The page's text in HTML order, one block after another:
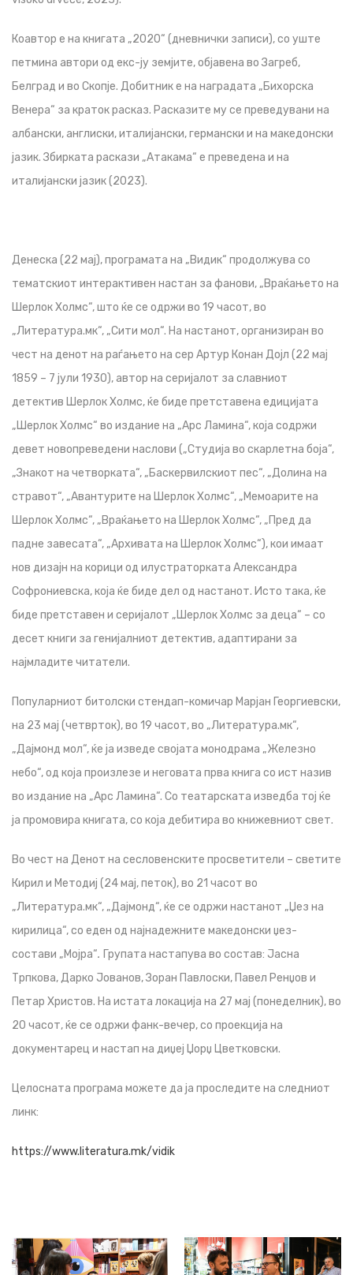
Коавтор е на книгата „2020“ (дневнички записи), со уште
петмина автори од екс-ју земјите, објавена во Загреб,
Белград и во Скопје. Добитник е на наградата „Бихорска
Венера“ за краток расказ. Расказите му се преведувани на
албански, англиски, италијански, германски и на македонски
јазик. Збирката раскази „Атакама“ е преведена и на
италијански јазик (2023).
Денеска (22 мај), програмата на „Видик“ продолжува со
тематскиот интерактивен настан за фанови, „Враќањето на
Шерлок Холмс“, што ќе се одржи во 19 часот, во
„Литература.мк“, „Сити мол“. На настанот, организиран во
чест на денот на раѓањето на сер Артур Конан Дојл (22 мај
1859 – 7 јули 1930), автор на серијалот за славниот
детектив Шерлок Холмс, ќе биде претставена едицијата
„Шерлок Холмс“ во издание на „Арс Ламина“, која содржи
девет новопреведени наслови („Студија во скарлетна боја“,
„Знакот на четворката“, „Баскервилскиот пес“, „Долина на
стравот“, „Авантурите на Шерлок Холмс“, „Мемоарите на
Шерлок Холмс“, „Враќањето на Шерлок Холмс“, „Пред да
падне завесата“, „Архивата на Шерлок Холмс“), кои имаат
нов дизајн на корици од илустраторката Александра
Софрониевска, која ќе биде дел од настанот. Исто така, ќе
биде претставен и серијалот „Шерлок Холмс за деца“ – со
десет книги за генијалниот детектив, адаптирани за
најмладите читатели.
Популарниот битолски стендап-комичар Марјан Георгиевски,
на 23 мај (четврток), во 19 часот, во „Литература.мк“,
„Дајмонд мол“, ќе ја изведе својата монодрама „Железно
небо“, од која произлезе и неговата прва книга со ист назив
во издание на „Арс Ламина“. Со театарската изведба тој ќе
ја промовира книгата, со која дебитира во книжевниот свет.
Во чест на Денот на сесловенските просветители – светите
Кирил и Методиј (24 мај, петок), во 21 часот во
„Литература.мк“, „Дајмонд“, ќе се одржи настанот „Џез на
кирилица“, со еден од најнадежните македонски џез-
состави „Мојра“. Групата настапува во состав: Јасна
Трпкова, Дарко Јованов, Зоран Павлоски, Павел Ренџов и
Петар Христов. На истата локација на 27 мај (понеделник), во
20 часот, ќе се одржи фанк-вечер, со проекција на
документарец и настап на диџеј Џорџ Цветковски.
Целосната програма можете да ја проследите на следниот
линк:
https://www.literatura.mk/vidik